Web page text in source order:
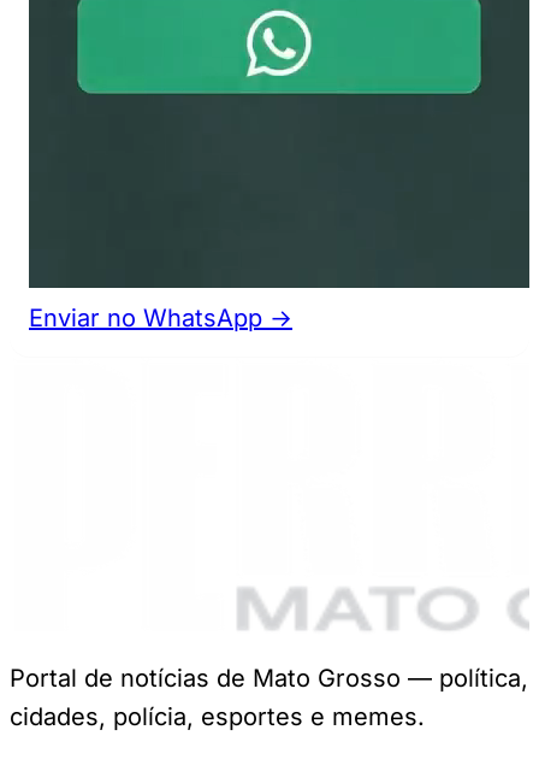
Enviar no WhatsApp →
Portal de notícias de Mato Grosso — política,
cidades, polícia, esportes e memes.